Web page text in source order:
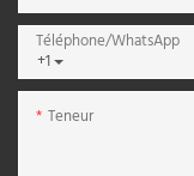
+1
Téléphone/WhatsApp
Teneur